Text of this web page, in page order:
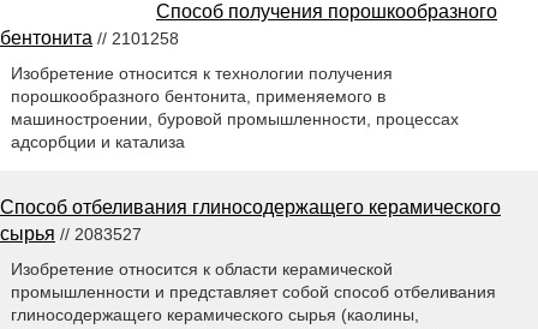
Способ получения порошкообразного
бентонита // 2101258
Изобретение относится к технологии получения
порошкообразного бентонита, применяемого в
машиностроении, буровой промышленности, процессах
адсорбции и катализа
Способ отбеливания глиносодержащего керамического
сырья // 2083527
Изобретение относится к области керамической
промышленности и представляет собой способ отбеливания
глиносодержащего керамического сырья (каолины,